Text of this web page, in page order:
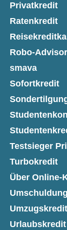
Privatkredit
Ratenkredit
Robo-Advisor
smava
Sofortkredit
Testsieger
Turbokredit
Über Online-
Umschuldung
Umzugskredit
Urlaubskredit